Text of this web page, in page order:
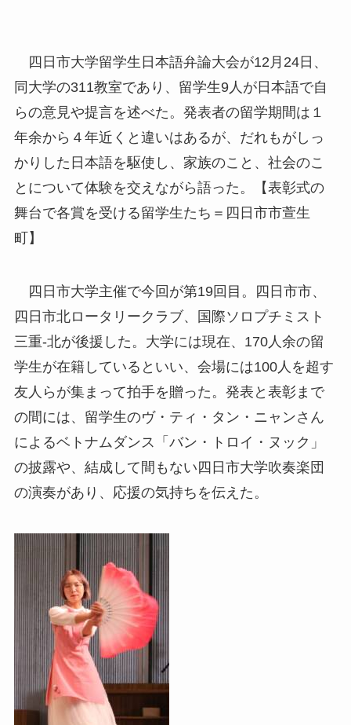
四日市大学留学生日本語弁論大会が12月24日、
同大学の311教室であり、留学生9人が日本語で自
らの意見や提言を述べた。発表者の留学期間は１
年余から４年近くと違いはあるが、だれもがしっ
かりした日本語を駆使し、家族のこと、社会のこ
とについて体験を交えながら語った。【表彰式の
舞台で各賞を受ける留学生たち＝四日市市萱生
町】
四日市大学主催で今回が第19回目。四日市市、
四日市北ロータリークラブ、国際ソロプチミスト
三重-北が後援した。大学には現在、170人余の留
学生が在籍しているといい、会場には100人を超す
友人らが集まって拍手を贈った。発表と表彰まで
の間には、留学生のヴ・ティ・タン・ニャンさん
によるベトナムダンス「バン・トロイ・ヌック」
の披露や、結成して間もない四日市大学吹奏楽団
の演奏があり、応援の気持ちを伝えた。